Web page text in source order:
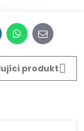
WhatsApp
E-
mail
produkt